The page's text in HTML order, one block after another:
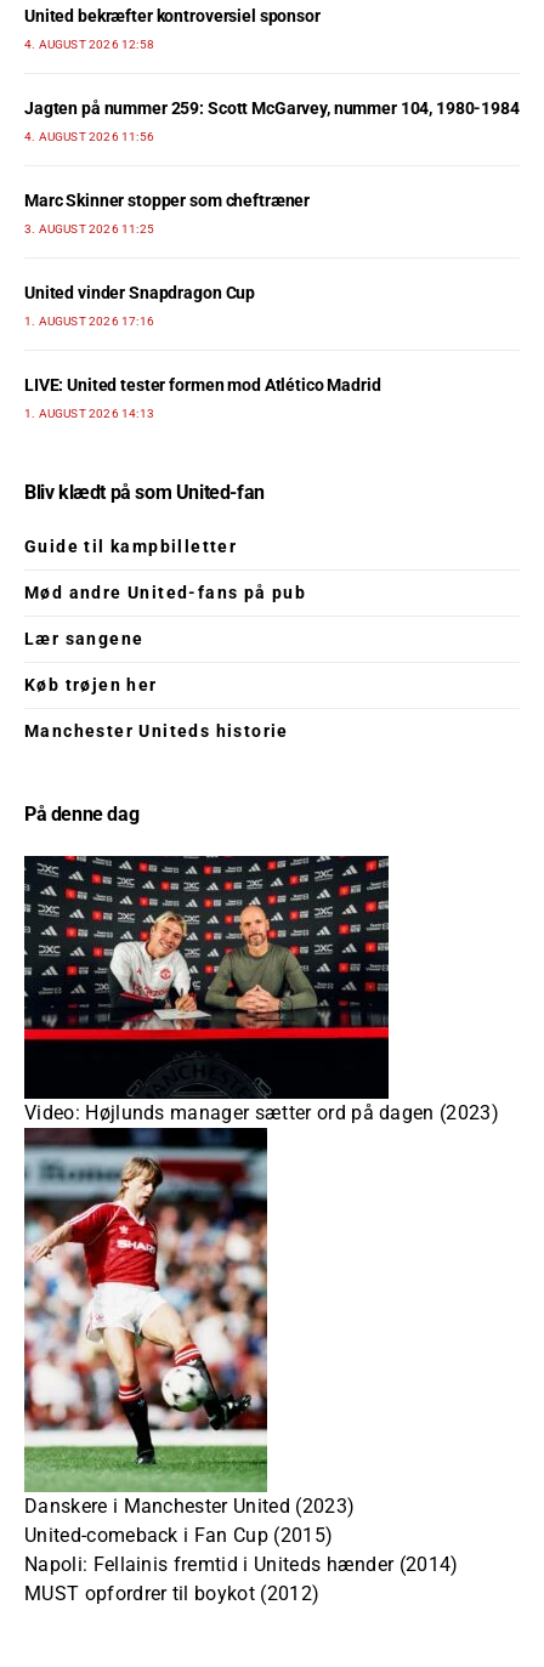
United bekræfter kontroversiel sponsor
4. AUGUST 2026 12:58
Jagten på nummer 259: Scott McGarvey, nummer 104, 1980-1984
4. AUGUST 2026 11:56
Marc Skinner stopper som cheftræner
3. AUGUST 2026 11:25
United vinder Snapdragon Cup
1. AUGUST 2026 17:16
LIVE: United tester formen mod Atlético Madrid
1. AUGUST 2026 14:13
Bliv klædt på som United-fan
Guide til kampbilletter
Mød andre United-fans på pub
Lær sangene
Køb trøjen her
Manchester Uniteds historie
På denne dag
Video: Højlunds manager sætter ord på dagen (2023)
Danskere i Manchester United (2023)
United-comeback i Fan Cup (2015)
Napoli: Fellainis fremtid i Uniteds hænder (2014)
MUST opfordrer til boykot (2012)